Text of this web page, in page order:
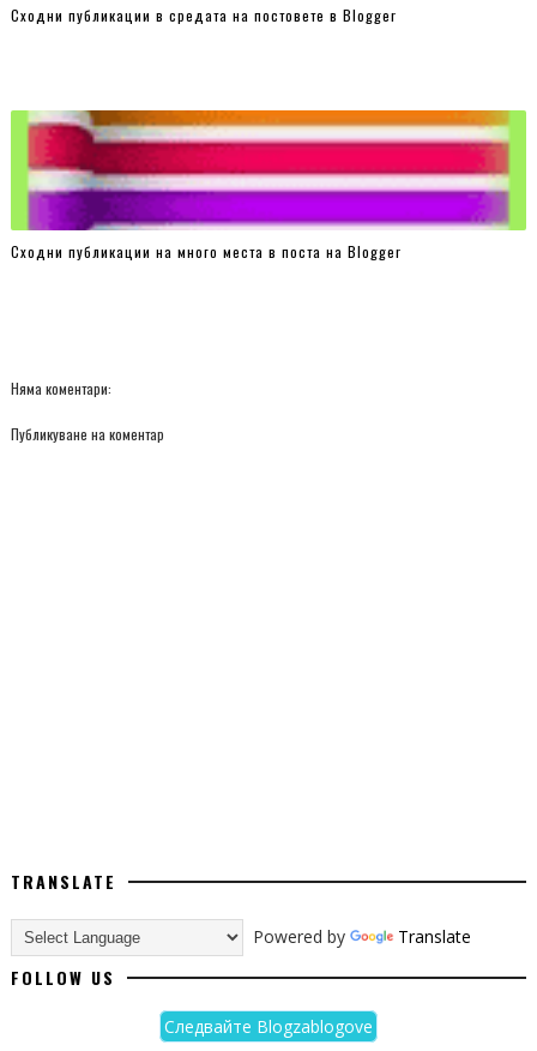
Сходни публикации в средата на постовете в Blogger
Сходни публикации на много места в поста на Blogger
Няма коментари:
Публикуване на коментар
TRANSLATE
Powered by Translate
FOLLOW US
Следвайте Blogzablogove